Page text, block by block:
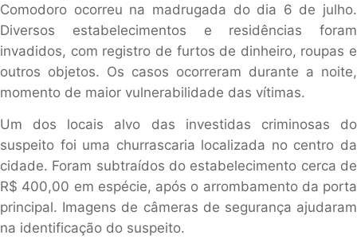
Comodoro ocorreu na madrugada do dia 6 de julho.
Diversos estabelecimentos e residências foram
invadidos, com registro de furtos de dinheiro, roupas e
outros objetos. Os casos ocorreram durante a noite,
momento de maior vulnerabilidade das vítimas.
Um dos locais alvo das investidas criminosas do
suspeito foi uma churrascaria localizada no centro da
cidade. Foram subtraídos do estabelecimento cerca de
R$ 400,00 em espécie, após o arrombamento da porta
principal. Imagens de câmeras de segurança ajudaram
na identificação do suspeito.